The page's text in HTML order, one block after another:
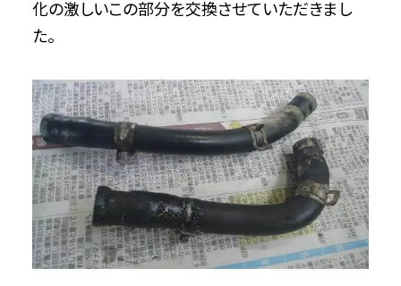
化の激しいこの部分を交換させていただきまし
た。